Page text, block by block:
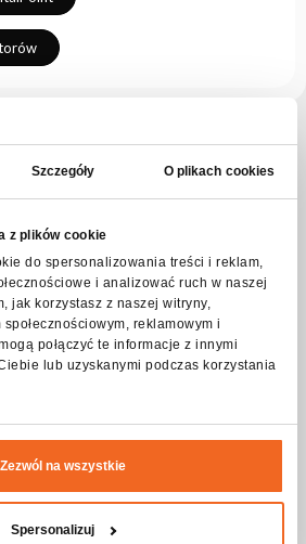
Szczegóły O plikach cookies
z plików cookie
do spersonalizowania treści i reklam,
i analizować ruch w naszej
jak korzystasz z naszej witryny,
reklamowym i
połączyć te informacje z innymi
lub uzyskanymi podczas korzystania
Zezwól na wszystkie
Spersonalizuj
FOR 2x SOLO 200
zapewnisz bezpieczne
dwóm urządzeniom, wraz z
w cztery stabilne kółka z
aluminiowymi profilami wraz z
dodatkowo zabezpieczają konstrukcje,
wyeliminowaniu ostrych krawędzi.
a odpowiedni kąt odchylenia
skrzyni nie opada, zapewniając łatwy i
rzeczy. Środek z
jest miękką pianka techniczną, która
elementy przed
FOR 2x SOLO 200